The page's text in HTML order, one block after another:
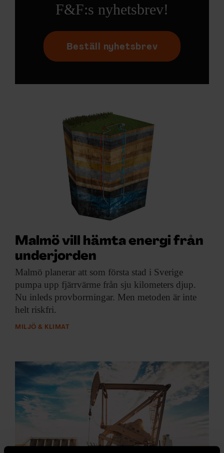
F&F:s nyhetsbrev!
Beställ nyhetsbrev
Malmö vill hämta energi från
underjorden
Malmö planerar att som första stad i Sverige
pumpa upp fjärrvärme från sju kilometers djup.
Nu inleds provborrningar. Men metoden är inte
helt riskfri.
MILJÖ & KLIMAT